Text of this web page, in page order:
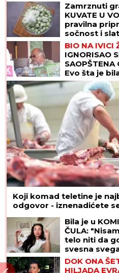
Zamrznuti
KUVATE U
pravilna
sočnost i
BIO NA IVICI
IGNORISAO
SAOPŠTENA
Evo šta je
prednost!
Koji komad teletine je
odgovor - iznenadićete
Bila je u
ČULA:
telo niti da
svesna
dokazala
USPAVALA
DOK ONA
HILJADA